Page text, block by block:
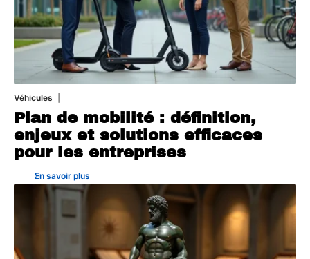
Véhicules
Plan de mobilité : définition,
enjeux et solutions efficaces
pour les entreprises
En savoir plus